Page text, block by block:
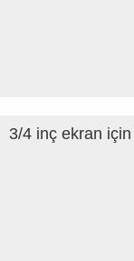
3/4 inç ekran